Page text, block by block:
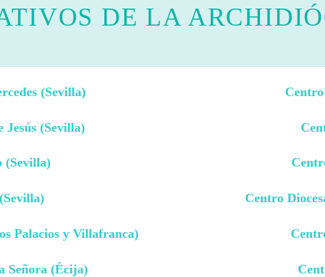
DE LA
(Sevilla)
Jesús (Sevilla)
(Sevilla)
Palacios y Villafranca)
Señora (Écija)
Centro